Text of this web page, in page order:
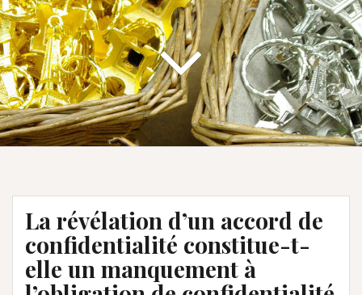
La révélation d’un accord de
confidentialité constitue-t-
elle un manquement à